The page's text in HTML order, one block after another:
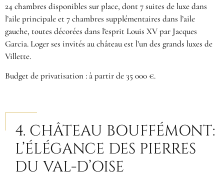
24 chambres disponibles sur place, dont 7 suites de luxe dans
l’aile principale et 7 chambres supplémentaires dans l’aile
gauche, toutes décorées dans l’esprit Louis XV par Jacques
Garcia. Loger ses invités au château est l’un des grands luxes de
Villette.
Budget de privatisation : à partir de 35 000 €.
4. CHÂTEAU BOUFFÉMONT:
L’ÉLÉGANCE DES PIERRES
DU VAL-D’OISE